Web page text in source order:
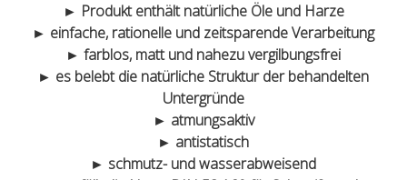
► Produkt enthält natürliche Öle und Harze
► einfache, rationelle und zeitsparende Verarbeitung
► farblos, matt und nahezu vergilbungsfrei
► es belebt die natürliche Struktur der behandelten
Untergründe
► atmungsaktiv
► antistatisch
► schmutz- und wasserabweisend